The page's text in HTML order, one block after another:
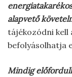
alapvető
tájékozódni
befolyásolhatja
Mindig